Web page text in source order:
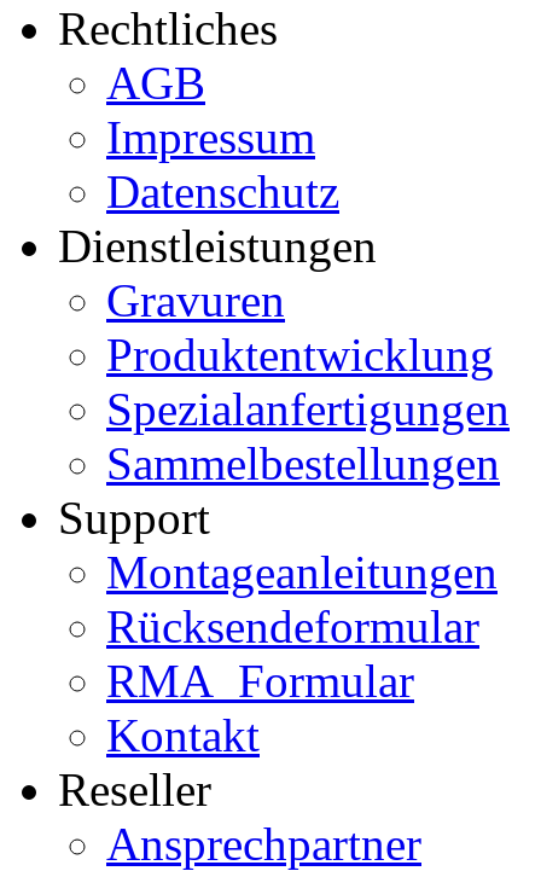
Rechtliches
AGB
Impressum
Datenschutz
Dienstleistungen
Gravuren
Produktentwicklung
Spezialanfertigungen
Sammelbestellungen
Support
Montageanleitungen
Rücksendeformular
RMA_Formular
Kontakt
Reseller
Ansprechpartner